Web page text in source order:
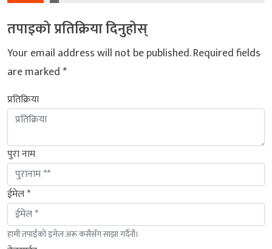
तपाइको प्रतिक्रिया दिनुहोस्
Your email address will not be published.Required fields
are marked*
प्रतिक्रिया
पुरा नाम
ईमेल *
हामी तपाईंको इमेल अरू कसैसँग साझा गर्दैनौं।